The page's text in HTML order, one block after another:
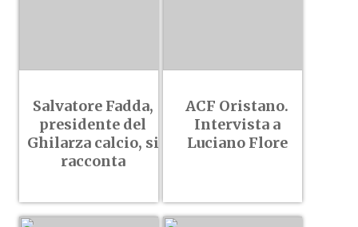
Salvatore Fadda,
presidente del
Ghilarza calcio, si
racconta
ACF Oristano.
Intervista a
Luciano Flore